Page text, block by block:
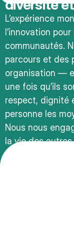
diversité
L’expérience
l’innovation
communautés.
parcours et des
organisation —
une fois qu’ils
respect, dignité
personne les
Nous nous
la vie des autres.